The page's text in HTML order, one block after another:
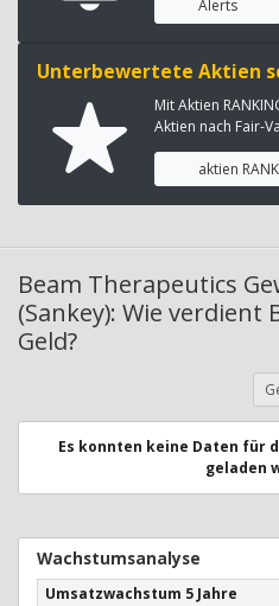
Alerts
Unterbewertete Aktien
Mit Aktien
Aktien nach Fair-
aktien
Beam Therapeutics
(Sankey): Wie verdient
Geld?
Es konnten keine Daten für
geladen
Wachstumsanalyse
Umsatzwachstum 5 Jahre